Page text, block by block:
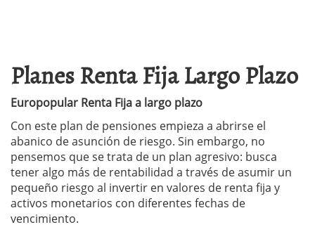
Planes Renta Fija Largo Plazo
Europopular Renta Fija a largo plazo
Con este plan de pensiones empieza a abrirse el
abanico de asunción de riesgo. Sin embargo, no
pensemos que se trata de un plan agresivo: busca
tener algo más de rentabilidad a través de asumir un
pequeño riesgo al invertir en valores de renta fija y
activos monetarios con diferentes fechas de
vencimiento.